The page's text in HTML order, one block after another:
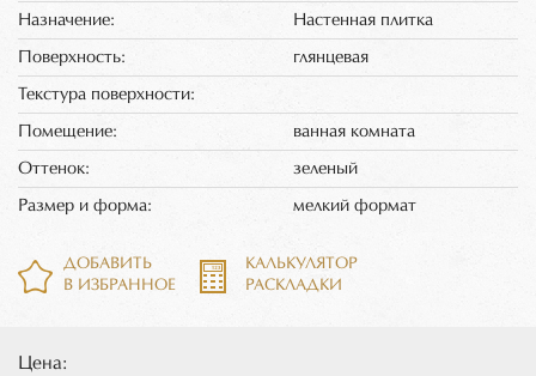
Назначение: Настенная плитка
Поверхность: глянцевая
Текстура поверхности:
Помещение: ванная комната
Оттенок: зеленый
Размер и форма: мелкий формат
ДОБАВИТЬ
В ИЗБРАННОЕ
КАЛЬКУЛЯТОР
РАСКЛАДКИ
Цена: